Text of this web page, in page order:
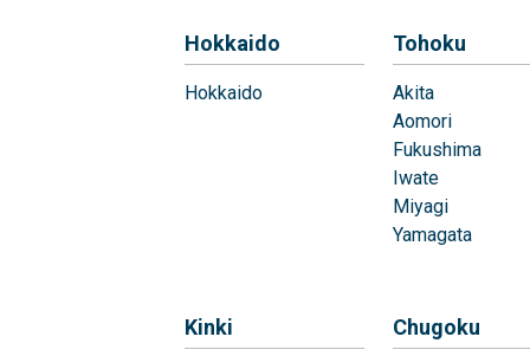
Hokkaido
Hokkaido
Tohoku
Akita
Aomori
Fukushima
Iwate
Miyagi
Yamagata
Kinki Chugoku